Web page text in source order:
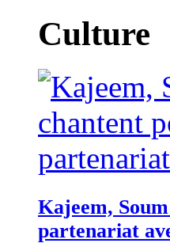
Culture
Kajeem,
partenariat